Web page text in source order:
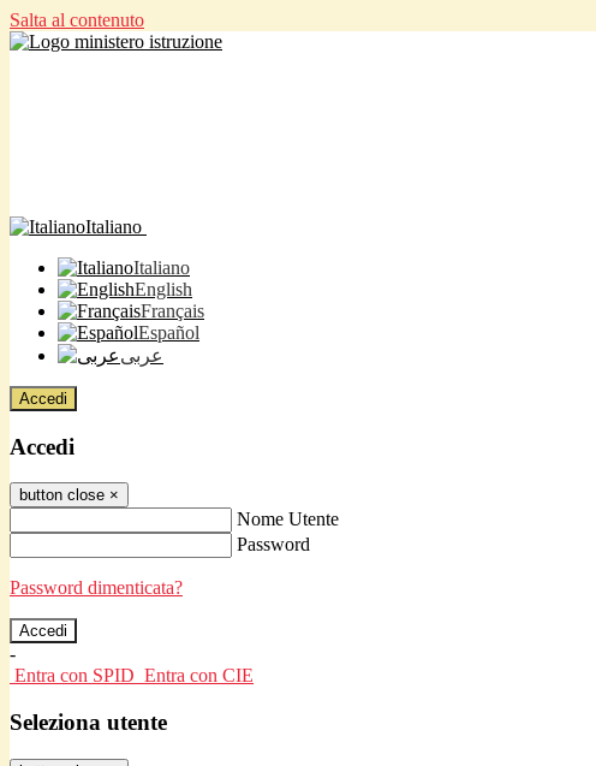
Salta al contenuto
Italiano
Italiano
English
Français
Español
عربى
Accedi
Accedi
button close ×
Nome Utente
Password
Password dimenticata?
-
Entra con SPID Entra con CIE
Seleziona utente